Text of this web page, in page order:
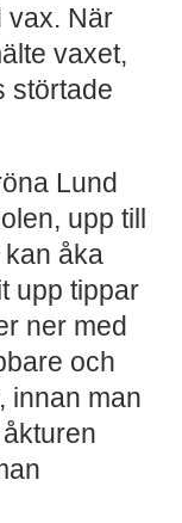
vax. När
vaxet,
störtade
Lund
upp till
kan åka
upp tippar
ner med
och
innan man